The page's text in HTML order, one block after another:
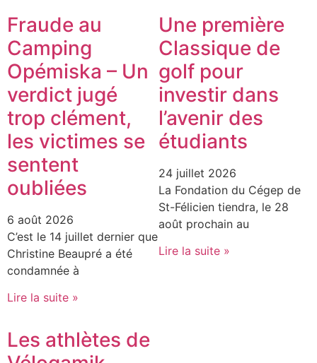
Fraude au
Camping
Opémiska – Un
verdict jugé
trop clément,
les victimes se
sentent
oubliées
6 août 2026
C’est le 14 juillet dernier que
Christine Beaupré a été
condamnée à
Lire la suite »
Une première
Classique de
golf pour
investir dans
l’avenir des
étudiants
24 juillet 2026
La Fondation du Cégep de
St-Félicien tiendra, le 28
août prochain au
Lire la suite »
Les athlètes de